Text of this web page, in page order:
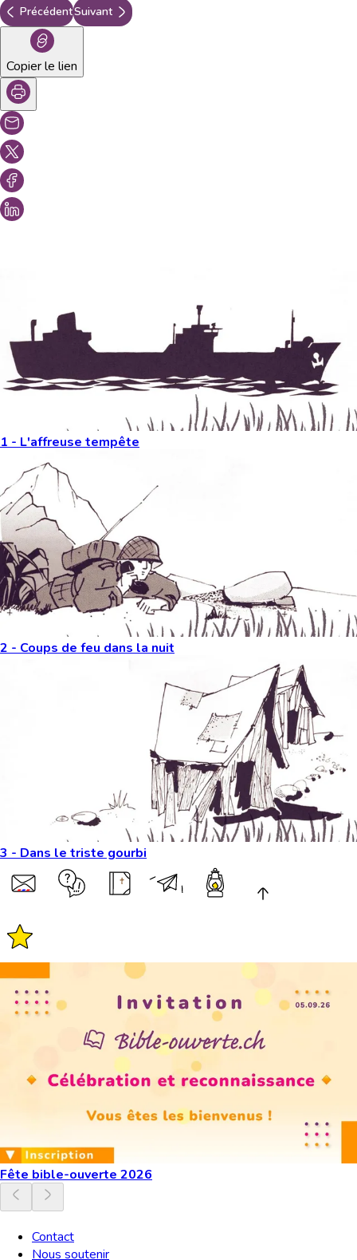
PrécédentSuivant
Copier le lien
1 - L'affreuse tempête
2 - Coups de feu dans la nuit
3 - Dans le triste gourbi
Fête bible-ouverte 2026
Contact
Nous soutenir